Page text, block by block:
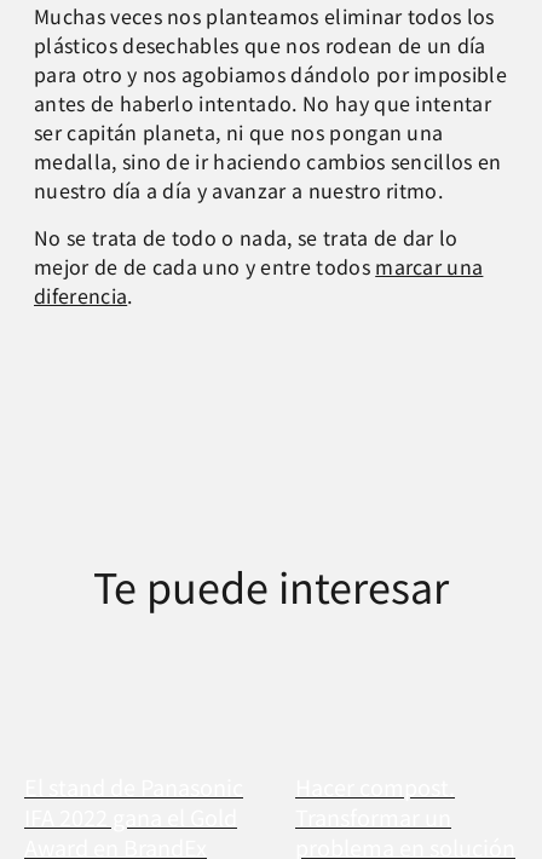
Muchas veces nos planteamos eliminar todos los
plásticos desechables que nos rodean de un día
para otro y nos agobiamos dándolo por imposible
antes de haberlo intentado. No hay que intentar
ser capitán planeta, ni que nos pongan una
medalla, sino de ir haciendo cambios sencillos en
nuestro día a día y avanzar a nuestro ritmo.
No se trata de todo o nada, se trata de dar lo
mejor de de cada uno y entre todos marcar una
diferencia.
Te puede interesar